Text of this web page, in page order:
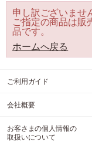
申し訳ございませ
ご指定の商品は販
品です。
ホームへ戻る
ご利用ガイド
会社概要
お客さまの個人情報の
取扱いについて